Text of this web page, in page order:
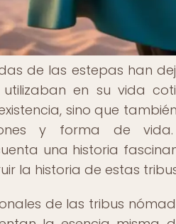
de las estepas han
en su vida
sino que
y forma de
una historia
la historia de estas
de las tribus